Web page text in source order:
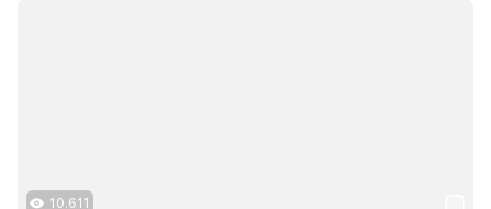
10.611